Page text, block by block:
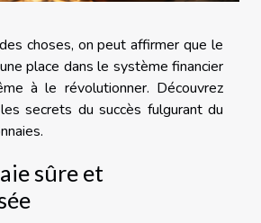
choses, on peut affirmer que le
place dans le système financier
à le révolutionner. Découvrez
secrets du succès fulgurant du
sûre et